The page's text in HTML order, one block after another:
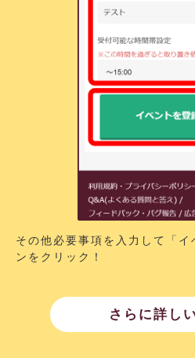
その他必要事項を入力して「イ
ンをクリック！
さらに詳し